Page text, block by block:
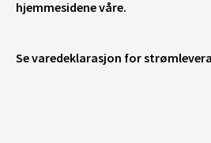
hjemmesidene våre.
Se varedeklarasjon for